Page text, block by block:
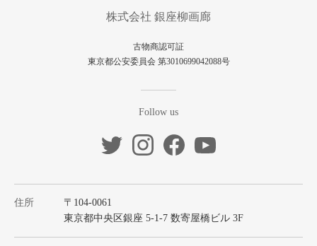
株式会社 銀座柳画廊
古物商認可証
東京都公安委員会 第3010699042088号
Follow us
住所
〒104-0061
東京都中央区銀座 5-1-7 数寄屋橋ビル 3F